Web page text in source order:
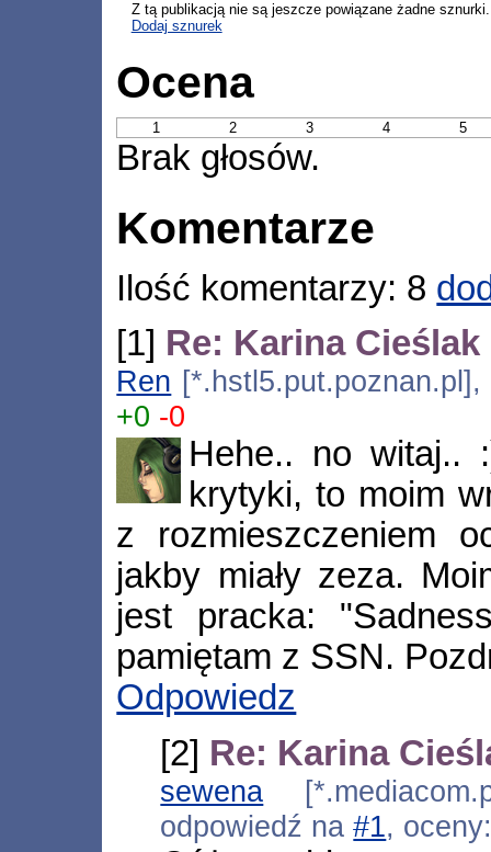
Z tą publikacją nie są jeszcze powiązane żadne sznurki.
Dodaj sznurek
Ocena
1 2 3 4 5
Brak głosów.
Komentarze
Ilość komentarzy: 8
[1] Re: Karina Cieślak
Ren
+0 -0
Hehe.. no witaj..
krytyki, to moim
z rozmieszczeniem
jakby miały zeza.
jest pracka:
pamiętam z SSN.
Odpowiedz
[2] Re: Karina
sewena
odpowiedź na#1,